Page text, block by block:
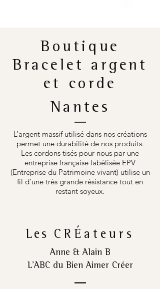
Boutique
Bracelet argent
et corde
Nantes
L’argent massif utilisé dans nos créations
permet une durabilité de nos produits.
Les cordons tisés pour nous par une
entreprise française labélisée EPV
(Entreprise du Patrimoine vivant) utilise un
fil d’une très grande résistance tout en
restant soyeux.
Les CRÉateurs
Anne & Alain B
L’ABC du Bien Aimer Créer